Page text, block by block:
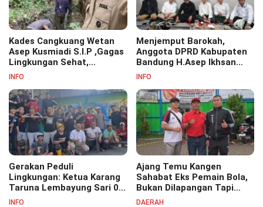
Kades Cangkuang Wetan
Asep Kusmiadi S.I.P ,Gagas
Lingkungan Sehat,
Bersihkan Saluran Air di RW
INFO
Menjemput Barokah,
Anggota DPRD Kabupaten
Bandung H.Asep Ikhsan
S.Pd.M.M Hadiri Haul Akbar
Pesantren Cipasung.
INFO
Gerakan Peduli
Lingkungan: Ketua Karang
Taruna Lembayung Sari 09
Irvan Permana Ajak
INFO
Ajang Temu Kangen
Sahabat Eks Pemain Bola,
Bukan Dilapangan Tapi
Ditongkrongan
DAERAH